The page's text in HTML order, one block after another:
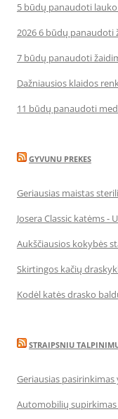
5 būdų panaudoti
2026 6 būdų panaudoti
7 būdų panaudoti
Dažniausios klaidos
11 būdų panaudoti
GYVUNU PREKES
Geriausias maistas
Josera Classic katėms -
Aukščiausios kokybės
Skirtingos kačių
Kodėl katės drasko
STRAIPSNIU
Geriausias
Automobilių